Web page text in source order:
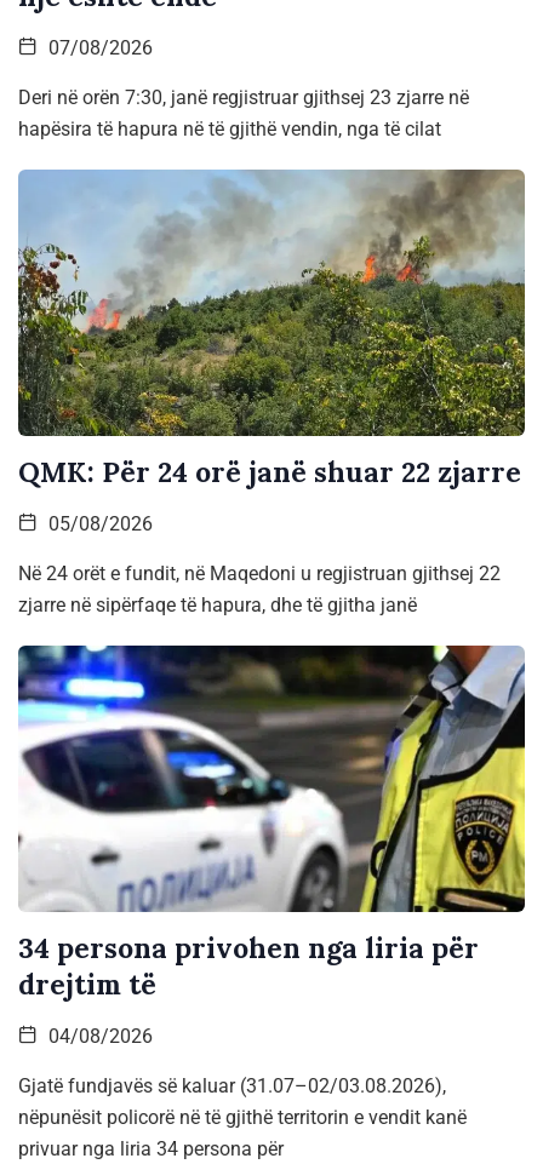
07/08/2026
Deri në orën 7:30, janë regjistruar gjithsej 23 zjarre në
hapësira të hapura në të gjithë vendin, nga të cilat
QMK: Për 24 orë janë shuar 22 zjarre
05/08/2026
Në 24 orët e fundit, në Maqedoni u regjistruan gjithsej 22
zjarre në sipërfaqe të hapura, dhe të gjitha janë
34 persona privohen nga liria për
drejtim të
04/08/2026
Gjatë fundjavës së kaluar (31.07–02/03.08.2026),
nëpunësit policorë në të gjithë territorin e vendit kanë
privuar nga liria 34 persona për